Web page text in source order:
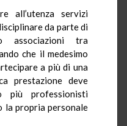
all’utenza servizi
da parte di
associazioni tra
che il medesimo
a più di una
prestazione deve
professionisti
la propria personale